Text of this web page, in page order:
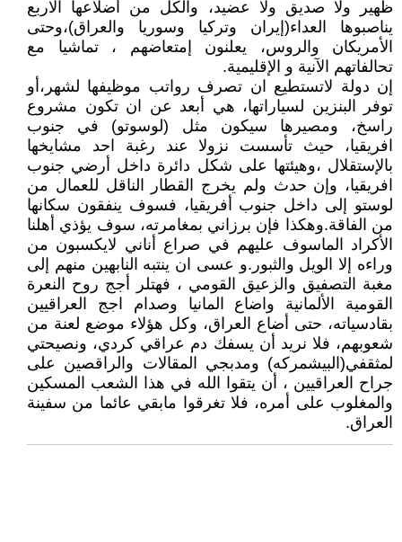
ظهير ولا صديق ولا عضيد، والكل من أضلاعها الاربع
يناصبوها العداء(إيران وتركيا وسوريا والعراق)،وحتى
الأمريكان والروس، يعلنون إمتعاضهم ، تماشيا مع
تحالفاتهم الآنية و الإقليمية.
إن دولة لاتستطيع ان تصرف رواتب موظيفها لشهر،أو
توفر البنزين لسياراتها، هي أبعد عن ان تكون مشروع
راسخ، ومصيرها سيكون مثل (لوسوتو) في جنوب
افريقيا، حيث تأسست نزولا عند رغبة احد مشايخها
بالإستقلال ،وهيئتها على شكل دائرة داخل أرضي جنوب
افريقيا، وإن حدث ولم يخرج القطار الناقل للعمال من
لوستو إلى داخل جنوب أفريقيا، فسوف ينفقون سكانها
من الفاقة.وهكذا فإن برزاني بمغامرته، سوف يؤذي أهلنا
الأكراد الماسوف عليهم في صراع أناني لايكسبون من
وراءه إلا الويل والثبور.و عسى ان ينتبه النابهين منهم إلى
مغبة التصفيق والزعيق القومي ، فهتلر أجج روح النعرة
القومية الألمانية واضاع المانيا وصدام اجج العراقيين
بقادسياته، حتى أضاع العراق، وكل هؤلاء موضع لعنة من
شعوبهم، فلا نريد أن يسفك دم عراقي كردي، ونصيحتي
لمثقفي(البيشمركه) ومدبجي المقالات والراقصين على
جراح العراقيين ، أن يتقوا الله في هذا الشعب المسكين
والمغلوب على أمره، فلا تغرقوا مابقي عائما من سفينة
العراق.